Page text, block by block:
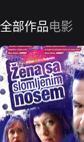
全部作品电影